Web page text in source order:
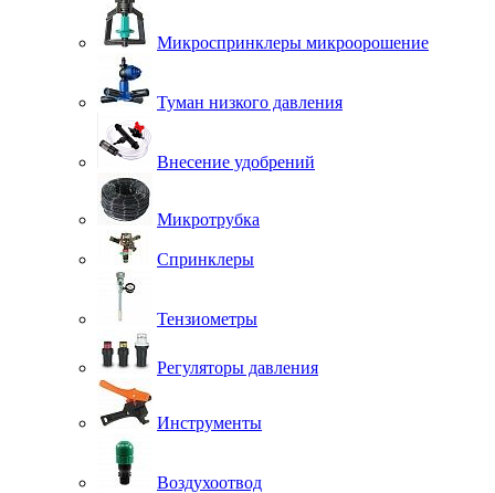
Микроспринклеры микроорошение
Туман низкого давления
Внесение удобрений
Микротрубка
Спринклеры
Тензиометры
Регуляторы давления
Инструменты
Воздухоотвод